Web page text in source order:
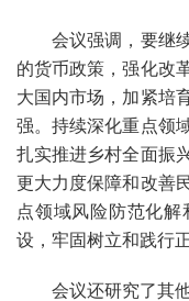
会议强调，要继续
的货币政策，强化改
大国内市场，加紧培
强。持续深化重点领
扎实推进乡村全面振
更大力度保障和改善
点领域风险防范化
设，牢固树立和践行
会议还研究了其他